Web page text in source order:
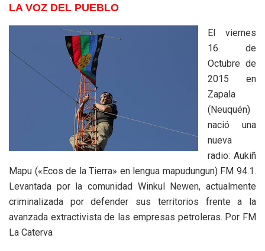
LA VOZ DEL PUEBLO
El viernes
16 de
Octubre de
2015 en
Zapala
(Neuquén)
nació una
nueva
radio: Aukiñ
Mapu («Ecos de la Tierra» en lengua mapudungun) FM 94.1.
Levantada por la comunidad Winkul Newen, actualmente
criminalizada por defender sus territorios frente a la
avanzada extractivista de las empresas petroleras. Por FM
La Caterva